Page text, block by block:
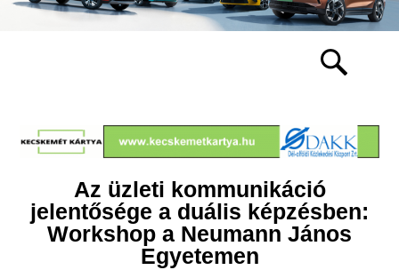
Az üzleti kommunikáció
jelentősége a duális képzésben:
Workshop a Neumann János
Egyetemen